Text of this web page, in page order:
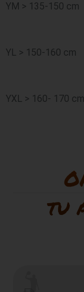
YM > 135-150 cm
YL > 150-160 cm
YXL > 160- 170 cm
tu